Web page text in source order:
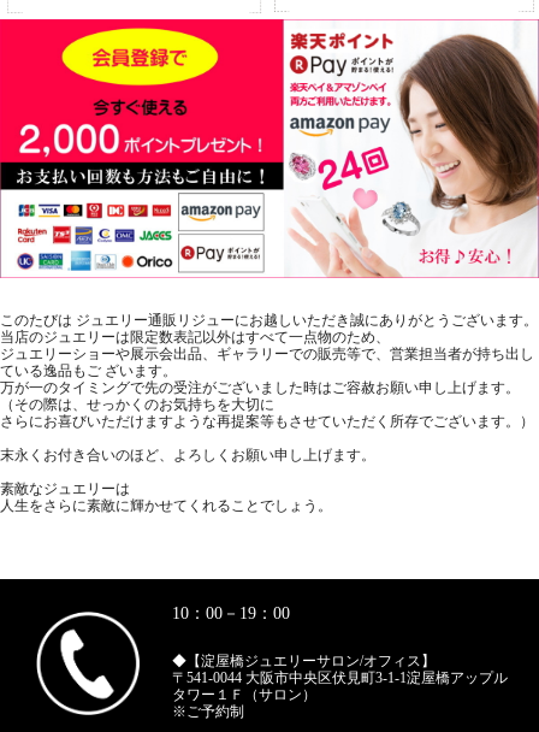
このたびは ジュエリー通販リジューにお越しいただき誠にありがとうございます。
当店のジュエリーは限定数表記以外はすべて一点物のため、
ジュエリーショーや展示会出品、ギャラリーでの販売等で、営業担当者が持ち出し
ている逸品もご ざいます。
万が一のタイミングで先の受注がございました時はご容赦お願い申し上げます。
（その際は、せっかくのお気持ちを大切に
さらにお喜びいただけますような再提案等もさせていただく所存でございます。）
末永くお付き合いのほど、よろしくお願い申し上げます。
素敵なジュエリーは
人生をさらに素敵に輝かせてくれることでしょう。
10：00－19：00
◆【淀屋橋ジュエリーサロン/オフィス】
〒541-0044 大阪市中央区伏見町3-1-1淀屋橋アップル
タワー１Ｆ（サロン）
※ご予約制